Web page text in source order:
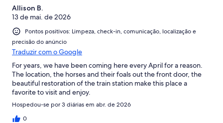
Allison B.
13 de mai. de 2026
Pontos positivos: Limpeza, check-in, comunicação, localização e
precisão do anúncio
Traduzir com o Google
For years, we have been coming here every April for a reason.
The location, the horses and their foals out the front door, the
beautiful restoration of the train station make this place a
favorite to visit and enjoy.
Hospedou-se por 3 diárias em abr. de 2026
0